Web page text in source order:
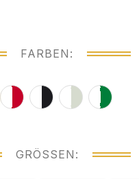
FARBEN:
GRÖSSEN: